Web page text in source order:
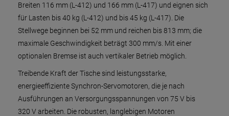
Breiten 116 mm (L-412) und 166 mm (L-417) und eignen sich
für Lasten bis 40 kg (L-412) und bis 45 kg (L-417). Die
Stellwege beginnen bei 52 mm und reichen bis 813 mm; die
maximale Geschwindigkeit beträgt 300 mm/s. Mit einer
optionalen Bremse ist auch vertikaler Betrieb möglich.
Treibende Kraft der Tische sind leistungsstarke,
energieeffiziente Synchron-Servomotoren, die je nach
Ausführungen an Versorgungsspannungen von 75 V bis
320 V arbeiten. Die robusten, langlebigen Motoren